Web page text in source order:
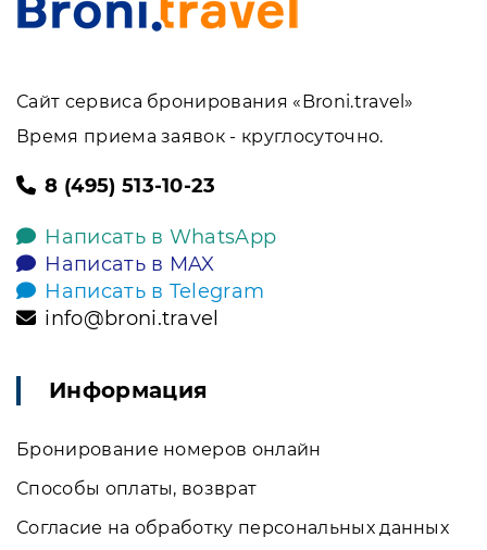
Сайт сервиса бронирования «Broni.travel»
Время приема заявок - круглосуточно.
8 (495) 513-10-23
Написать в WhatsApp
Написать в MAX
Написать в Telegram
info@broni.travel
Информация
Бронирование номеров онлайн
Способы оплаты, возврат
Согласие на обработку персональных данных